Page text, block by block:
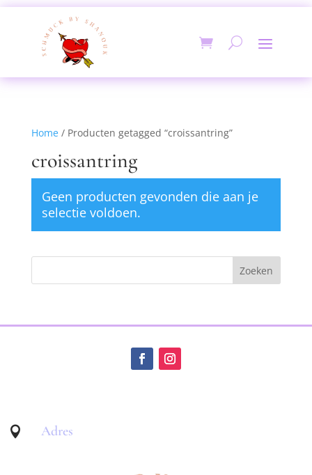
Home/ Producten getagged “croissantring”
croissantring
Geen producten gevonden die aan je
selectie voldoen.
 Adres